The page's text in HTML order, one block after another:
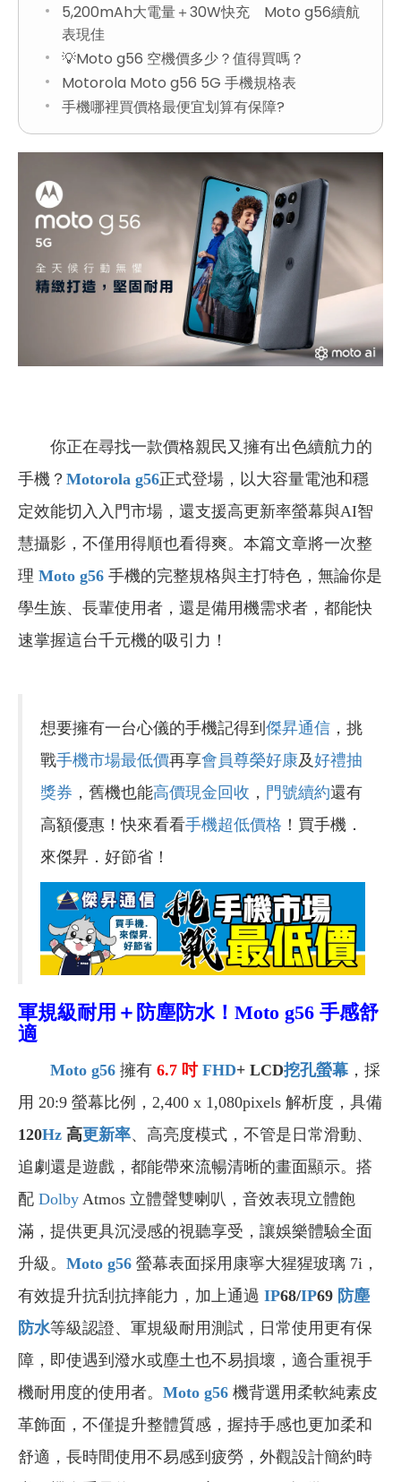
5,200mAh大電量＋30W快充 Moto g56續航
表現佳
💡Moto g56 空機價多少？值得買嗎？
Motorola Moto g56 5G 手機規格表
手機哪裡買價格最便宜划算有保障?
你正在尋找一款價格親民又擁有出色續航力的
手機？ Motorola g56正式登場，以大容量電池和穩
定效能切入入門市場，還支援高更新率螢幕與AI智
慧攝影，不僅用得順也看得爽。本篇文章將一次整
理 Moto g56 手機的完整規格與主打特色，無論你是
學生族、長輩使用者，還是備用機需求者，都能快
速掌握這台千元機的吸引力！
想要擁有一台心儀的手機記得到 傑昇通信 ，挑
戰手機市場最低價再享會員尊榮好康及好禮抽
獎券 ，舊機也能高價現金回收 ， 門號續約還有
高額優惠！快來看看手機超低價格 ！買手機．
來傑昇．好節省！
軍規級耐用＋防塵防水！ Moto g56 手感舒
適
Moto g56 擁有 6.7 吋 FHD+ LCD挖孔螢幕 ，採
用 20:9 螢幕比例，2,400 x 1,080pixels 解析度，具備
120Hz 高更新率、高亮度模式，不管是日常滑動、
追劇還是遊戲，都能帶來流暢清晰的畫面顯示。搭
配 Dolby Atmos 立體聲雙喇叭，音效表現立體飽
滿，提供更具沉浸感的視聽享受，讓娛樂體驗全面
升級。 Moto g56 螢幕表面採用康寧大猩猩玻璃 7i，
有效提升抗刮抗摔能力，加上通過 IP68/IP69 防塵
防水等級認證、軍規級耐用測試，日常使用更有保
障，即使遇到潑水或塵土也不易損壞，適合重視手
機耐用度的使用者。 Moto g56 機背選用柔軟純素皮
革飾面，不僅提升整體質感，握持手感也更加柔和
舒適，長時間使用不易感到疲勞，外觀設計簡約時